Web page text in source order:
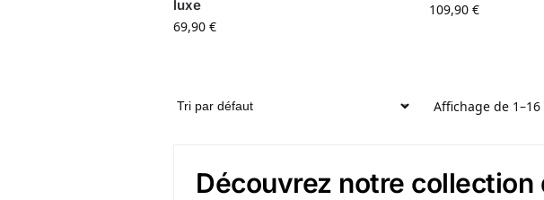
luxe
69,90€
109,90 €
Affichage de
Découvrez notre collection